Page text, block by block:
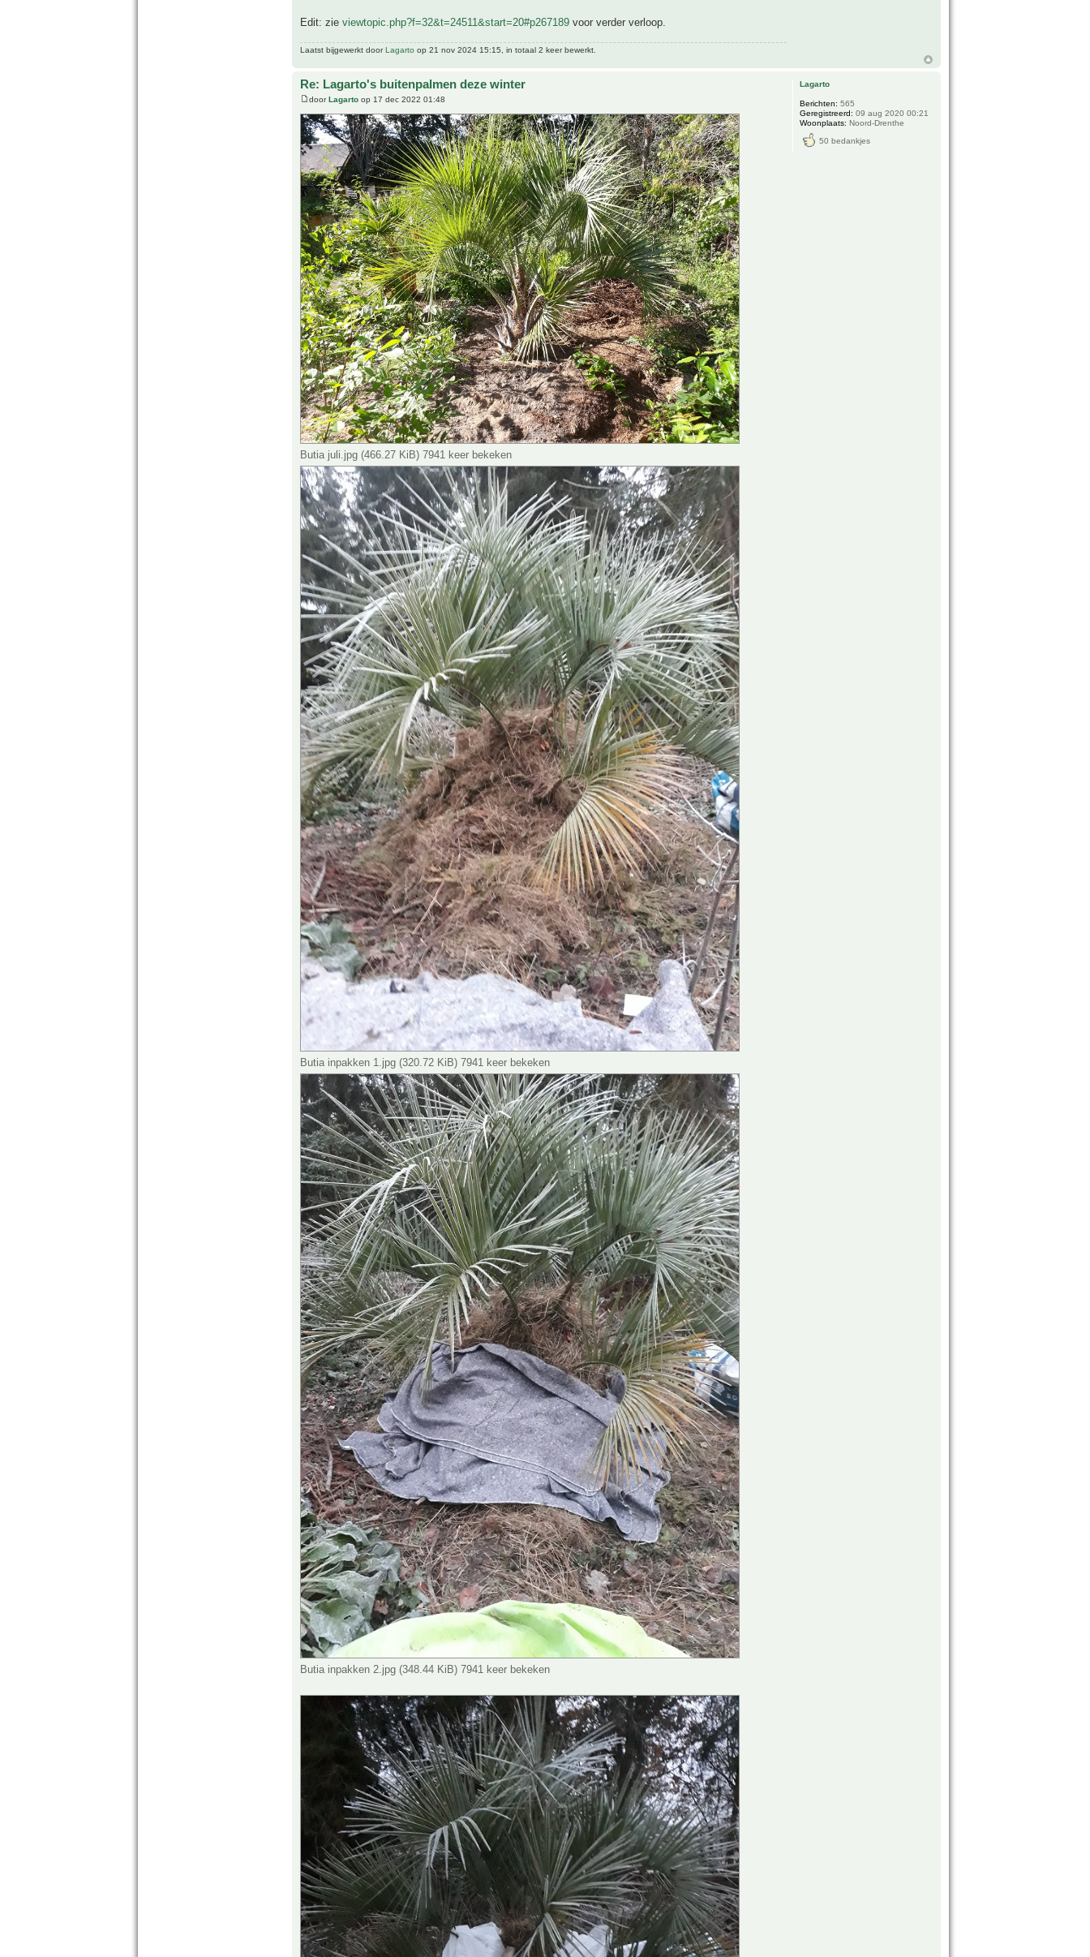
Edit: zie viewtopic.php?f=32&t=24511&start=20#p267189 voor verder verloop.
Laatst bijgewerkt doorLagarto op 21 nov 2024 15:15, in totaal 2 keer bewerkt.
Re: Lagarto's buitenpalmen deze winter
doorLagarto op 17 dec 2022 01:48
Butia juli.jpg (466.27 KiB) 7941 keer bekeken
Butia inpakken 1.jpg (320.72 KiB) 7941 keer bekeken
Butia inpakken 2.jpg (348.44 KiB) 7941 keer bekeken
Lagarto
Berichten: 565
Geregistreerd: 09 aug 2020 00:21
Woonplaats: Noord-Drenthe
50 bedankjes